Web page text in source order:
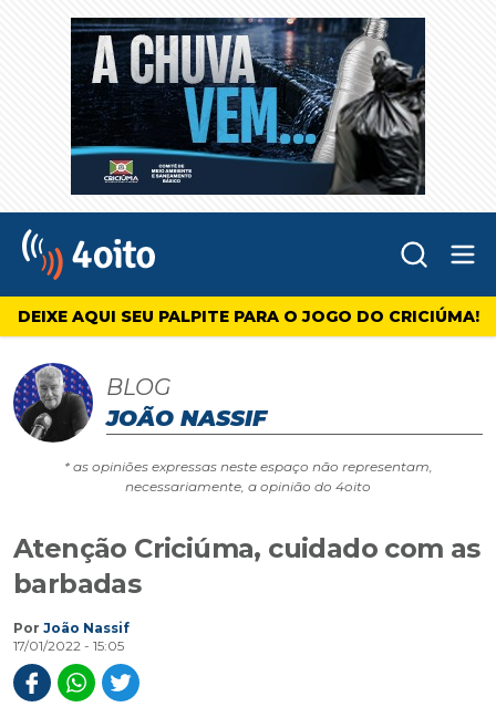
4oito
DEIXE AQUI SEU PALPITE PARA O JOGO DO CRICIÚMA!
BLOG
JOÃO NASSIF
* as opiniões expressas neste espaço não representam,
necessariamente, a opinião do 4oito
Atenção Criciúma, cuidado com as
barbadas
Por João Nassif
17/01/2022 - 15:05